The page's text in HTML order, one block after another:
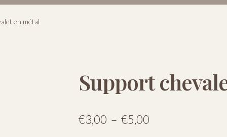
en métal
Support
€3,00 – €5,00Plage